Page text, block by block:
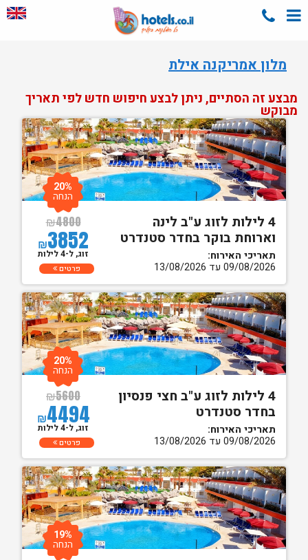
מלון אמריקנה אילת
מבצע זה הסתיים, ניתן לבצע חיפוש חדש לפי תאריך
מבוקש
4 לילות לזוג ע"ב לינה
וארוחת בוקר בחדר סטנדרט
תאריכי האירוח:
09/08/2026 עד 13/08/2026
₪4800
₪3852
20%
הנחה
זוג, ל-4 לילות
פרטים
4 לילות לזוג ע"ב חצי פנסיון
בחדר סטנדרט
תאריכי האירוח:
09/08/2026 עד 13/08/2026
₪5600
₪4494
20%
הנחה
זוג, ל-4 לילות
פרטים
19%
הנחה